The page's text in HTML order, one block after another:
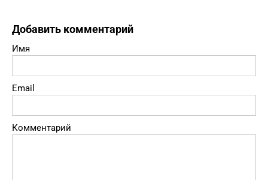
Добавить комментарий
Имя
Email
Комментарий